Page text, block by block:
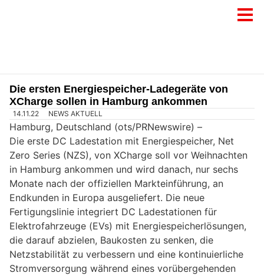
Die ersten Energiespeicher-Ladegeräte von
XCharge sollen in Hamburg ankommen
14.11.22 NEWS AKTUELL
Hamburg, Deutschland (ots/PRNewswire) –
Die erste DC Ladestation mit Energiespeicher, Net
Zero Series (NZS), von XCharge soll vor Weihnachten
in Hamburg ankommen und wird danach, nur sechs
Monate nach der offiziellen Markteinführung, an
Endkunden in Europa ausgeliefert. Die neue
Fertigungslinie integriert DC Ladestationen für
Elektrofahrzeuge (EVs) mit Energiespeicherlösungen,
die darauf abzielen, Baukosten zu senken, die
Netzstabilität zu verbessern und eine kontinuierliche
Stromversorgung während eines vorübergehenden